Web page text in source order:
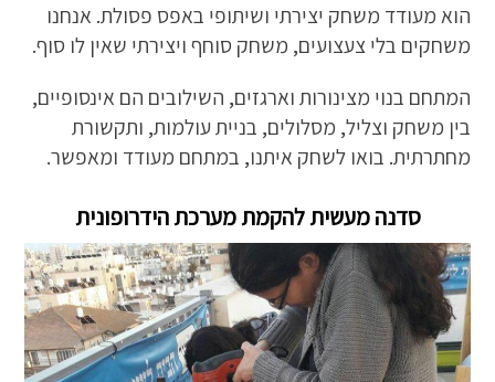
הוא מעודד משחק יצירתי ושיתופי באפס פסולת. אנחנו
משחקים בלי צעצועים, משחק סוחף ויצירתי שאין לו סוף.
המתחם בנוי מצינורות וארגזים, השילובים הם אינסופיים,
בין משחק וצליל, מסלולים, בניית עולמות, ותקשורת
מחתרתית. בואו לשחק איתנו, במתחם מעודד ומאפשר.
סדנה מעשית להקמת מערכת הידרופונית